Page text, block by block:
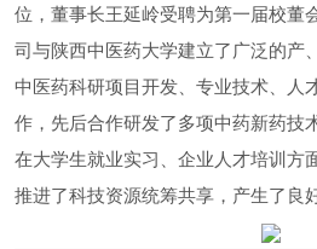
位，董事长王延岭受聘为第一届校董
司与陕西中医药大学建立了广泛的产
中医药科研项目开发、专业技术、人
作，先后合作研发了多项中药新药技
在大学生就业实习、企业人才培训方
推进了科技资源统筹共享，产生了良